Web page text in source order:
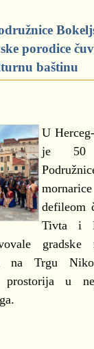
porodice
baštinu
U
je 50
defileom
Tivta i
na Trgu
prostorija u